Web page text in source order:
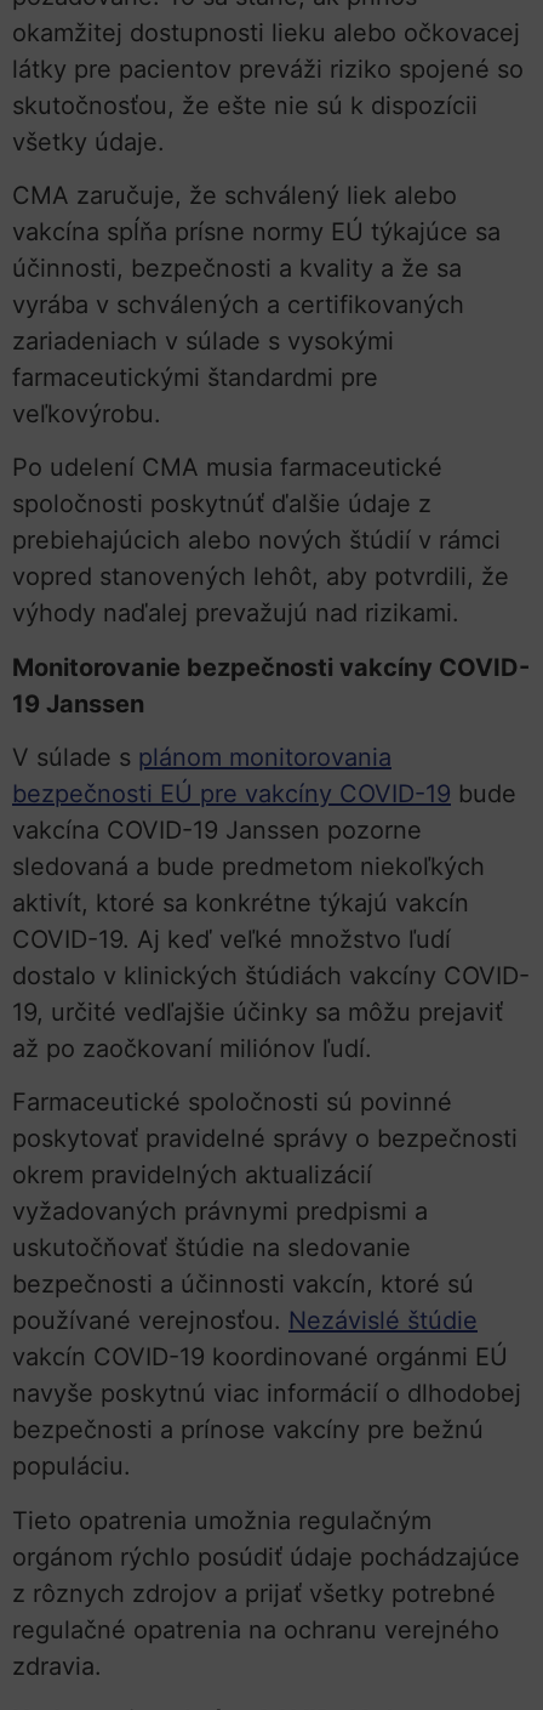
okamžitej dostupnosti lieku alebo očkovacej
látky pre pacientov preváži riziko spojené so
skutočnosťou, že ešte nie sú k dispozícii
všetky údaje.
CMA zaručuje, že schválený liek alebo
vakcína spĺňa prísne normy EÚ týkajúce sa
účinnosti, bezpečnosti a kvality a že sa
vyrába v schválených a certifikovaných
zariadeniach v súlade s vysokými
farmaceutickými štandardmi pre
veľkovýrobu.
Po udelení CMA musia farmaceutické
spoločnosti poskytnúť ďalšie údaje z
prebiehajúcich alebo nových štúdií v rámci
vopred stanovených lehôt, aby potvrdili, že
výhody naďalej prevažujú nad rizikami.
Monitorovanie bezpečnosti vakcíny COVID-
19 Janssen
V súlade s plánom monitorovania
bezpečnosti EÚ pre vakcíny COVID-19 bude
vakcína COVID-19 Janssen pozorne
sledovaná a bude predmetom niekoľkých
aktivít, ktoré sa konkrétne týkajú vakcín
COVID-19. Aj keď veľké množstvo ľudí
dostalo v klinických štúdiách vakcíny COVID-
19, určité vedľajšie účinky sa môžu prejaviť
až po zaočkovaní miliónov ľudí.
Farmaceutické spoločnosti sú povinné
poskytovať pravidelné správy o bezpečnosti
okrem pravidelných aktualizácií
vyžadovaných právnymi predpismi a
uskutočňovať štúdie na sledovanie
bezpečnosti a účinnosti vakcín, ktoré sú
používané verejnosťou. Nezávislé štúdie
vakcín COVID-19 koordinované orgánmi EÚ
navyše poskytnú viac informácií o dlhodobej
bezpečnosti a prínose vakcíny pre bežnú
populáciu.
Tieto opatrenia umožnia regulačným
orgánom rýchlo posúdiť údaje pochádzajúce
z rôznych zdrojov a prijať všetky potrebné
regulačné opatrenia na ochranu verejného
zdravia.